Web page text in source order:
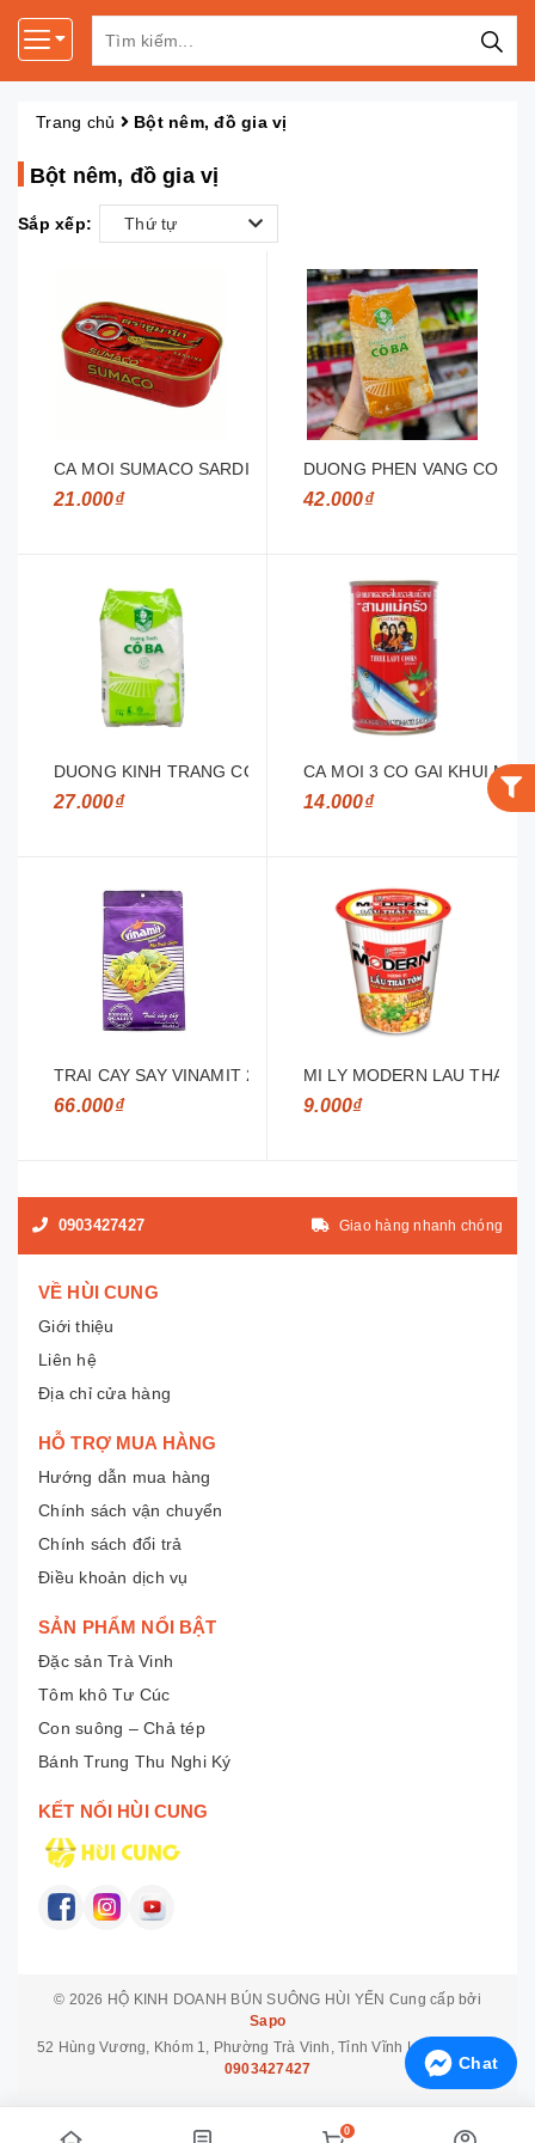
Trang chủ Bột nêm, đồ gia vị
Bột nêm, đồ gia vị
Sắp xếp: Thứ tự
CA MOI SUMACO SARDINE 125GLOC/10
21.000₫
DUONG PHEN VANG CO BA
42.000₫
DUONG KINH TRANG CO BA BIEN HOA 1KG
27.000₫
CA MOI 3 CO GAI KHUI
14.000₫
TRAI CAY SAY VINAMIT 250G
66.000₫
MI LY MODERN LAU THAI
9.000₫
0903427427 Giao hàng nhanh chóng
VỀ HÙI CUNG
Giới thiệu
Liên hệ
Địa chỉ cửa hàng
HỖ TRỢ MUA HÀNG
Hướng dẫn mua hàng
Chính sách vận chuyển
Chính sách đổi trả
Điều khoản dịch vụ
SẢN PHẨM NỔI BẬT
Đặc sản Trà Vinh
Tôm khô Tư Cúc
Con suông – Chả tép
Bánh Trung Thu Nghi Ký
KẾT NỐI HÙI CUNG
© 2026 HỘ KINH DOANH BÚN SUÔNG HÙI YẾN Cung cấp bởi
Sapo
52 Hùng Vương, Khóm 1, Phường Trà Vinh, Tỉnh Vĩnh LongHotline:
0903427427
0
Chat